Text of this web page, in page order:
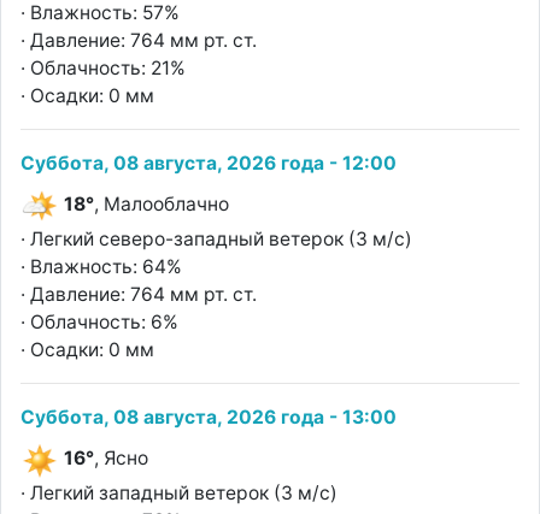
· Влажность: 57%
· Давление: 764 мм рт. ст.
· Облачность: 21%
· Осадки: 0 мм
Суббота, 08 августа, 2026 года - 12:00
18°, Малооблачно
· Легкий северо-западный ветерок (3 м/с)
· Влажность: 64%
· Давление: 764 мм рт. ст.
· Облачность: 6%
· Осадки: 0 мм
Суббота, 08 августа, 2026 года - 13:00
16°, Ясно
· Легкий западный ветерок (3 м/с)